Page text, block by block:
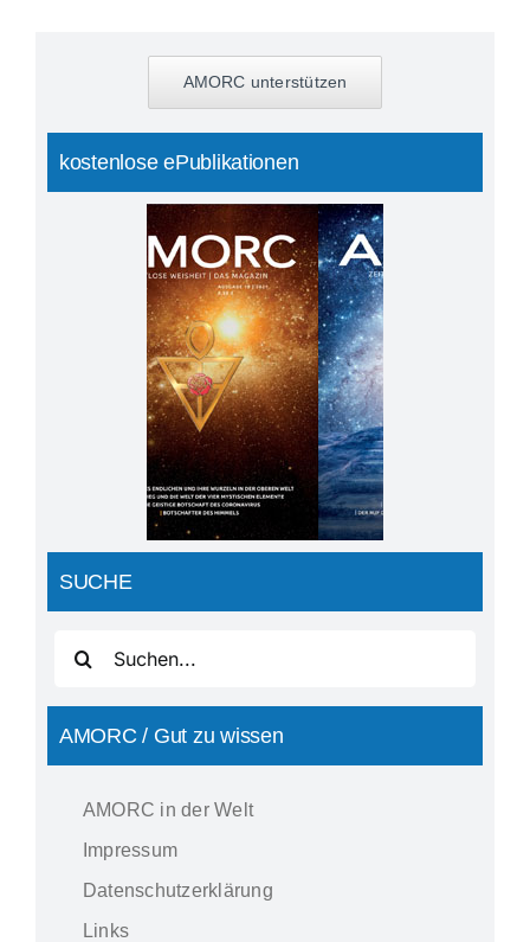
AMORC unterstützen
kostenlose ePublikationen
SUCHE
nach:
AMORC / Gut zu wissen
AMORC in der Welt
Impressum
Datenschutzerklärung
Links